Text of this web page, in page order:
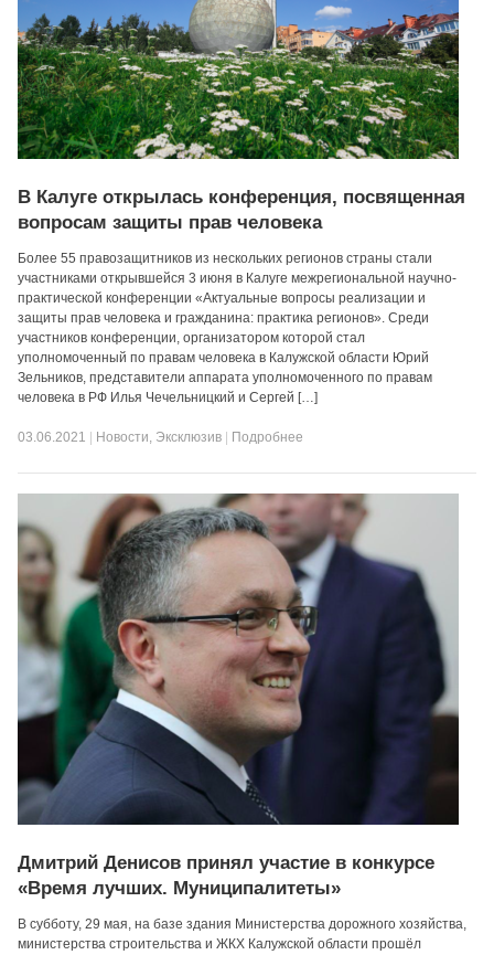
В Калуге открылась конференция, посвященная
вопросам защиты прав человека
Более 55 правозащитников из нескольких регионов страны стали
участниками открывшейся 3 июня в Калуге межрегиональной научно-
практической конференции «Актуальные вопросы реализации и
защиты прав человека и гражданина: практика регионов». Среди
участников конференции, организатором которой стал
уполномоченный по правам человека в Калужской области Юрий
Зельников, представители аппарата уполномоченного по правам
человека в РФ Илья Чечельницкий и Сергей […]
03.06.2021 Новости, Эксклюзив Подробнее
Дмитрий Денисов принял участие в конкурсе
«Время лучших. Муниципалитеты»
В субботу, 29 мая, на базе здания Министерства дорожного хозяйства,
министерства строительства и ЖКХ Калужской области прошёл